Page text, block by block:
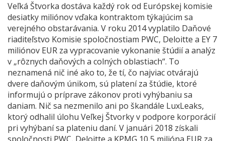
Veľká Štvorka dostáva každý rok od Európskej komisie
desiatky miliónov vďaka kontraktom týkajúcim sa
verejného obstarávania. V roku 2014 vyplatilo Daňové
riaditeľstvo Komisie spoločnostiam PWC, Deloitte a EY 7
miliónov EUR za vypracovanie vykonanie štúdií a analýz
v „rôznych daňových a colných oblastiach“. To
neznamená nič iné ako to, že tí, čo najviac otvárajú
dvere daňovým únikom, sú platení za štúdie, ktoré
informujú o príprave zákonov proti vyhýbaniu sa
daniam. Nič sa nezmenilo ani po škandále LuxLeaks,
ktorý odhalil úlohu Veľkej Štvorky v podpore korporácií
pri vyhýbaní sa plateniu daní. V januári 2018 získali